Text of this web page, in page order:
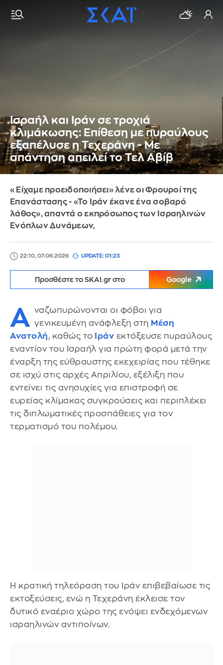
Ισραήλ και Ιράν σε τροχιά
κλιμάκωσης: Επίθεση με πυραύλους
εξαπέλυσε η Τεχεράνη - Με
απάντηση απειλεί το Τελ Αβίβ
«Είχαμε προειδοποιήσει» λένε οι Φρουροί της
Επανάστασης - «Το Ιράν έκανε ένα σοβαρό
λάθος», απαντά ο εκπρόσωπος των Ισραηλινών
Ενόπλων Δυνάμεων,
22:10, 07.06.2026 UPDATE: 01:23
Προσθέστε το SKAI.gr στο Google
Α ναζωπυρώνονται οι φόβοι για
γενικευμένη ανάφλεξη στη Μέση
Ανατολή, καθώς το Ιράν εκτόξευσε πυραύλους
εναντίον του Ισραήλ για πρώτη φορά μετά την
έναρξη της εύθραυστης εκεχειρίας που τέθηκε
σε ισχύ στις αρχές Απριλίου, εξέλιξη που
εντείνει τις ανησυχίες για επιστροφή σε
ευρείας κλίμακας συγκρούσεις και περιπλέκει
τις διπλωματικές προσπάθειες για τον
τερματισμό του πολέμου.
Η κρατική τηλεόραση του Ιράν επιβεβαίωσε τις
εκτοξεύσεις, ενώ η Τεχεράνη έκλεισε τον
δυτικό εναέριο χώρο της ενόψει ενδεχόμενων
ισραηλινών αντιποίνων.